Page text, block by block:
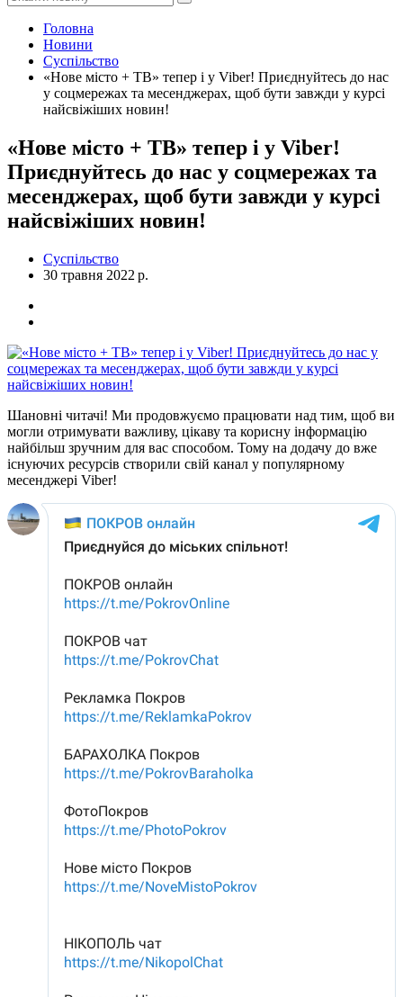
Головна
Новини
Суспільство
«Нове місто + ТВ» тепер і у Viber! Приєднуйтесь до нас
у соцмережах та месенджерах, щоб бути завжди у курсі
найсвіжіших новин!
«Нове місто + ТВ» тепер і у Viber!
Приєднуйтесь до нас у соцмережах та
месенджерах, щоб бути завжди у курсі
найсвіжіших новин!
Суспільство
30 травня 2022 р.
Шановні читачі! Ми продовжуємо працювати над тим, щоб ви
могли отримувати важливу, цікаву та корисну інформацію
найбільш зручним для вас способом. Тому на додачу до вже
існуючих ресурсів створили свій канал у популярному
месенджері Viber!